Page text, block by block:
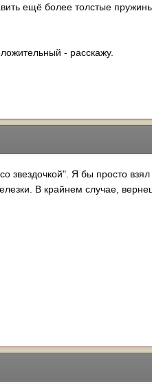
ещё более толстые
- расскажу.
звездочкой". Я бы просто
В крайнем случае,